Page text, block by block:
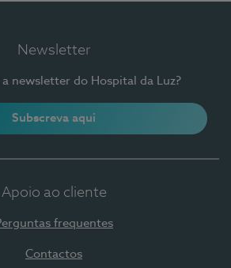
Newsletter
newsletter do Hospital da Luz?
Subscreva aqui
Apoio ao cliente
frequentes
Contactos